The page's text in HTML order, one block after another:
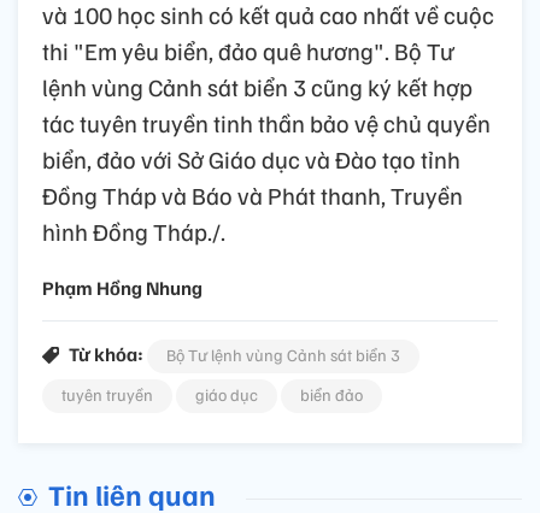
và 100 học sinh có kết quả cao nhất về cuộc
thi "Em yêu biển, đảo quê hương". Bộ Tư
lệnh vùng Cảnh sát biển 3 cũng ký kết hợp
tác tuyên truyền tinh thần bảo vệ chủ quyền
biển, đảo với Sở Giáo dục và Đào tạo tỉnh
Đồng Tháp và Báo và Phát thanh, Truyền
hình Đồng Tháp./.
Phạm Hồng Nhung
Từ khóa:
Bộ Tư lệnh vùng Cảnh sát biển 3
tuyên truyền
giáo dục biển đảo
Tin liên quan